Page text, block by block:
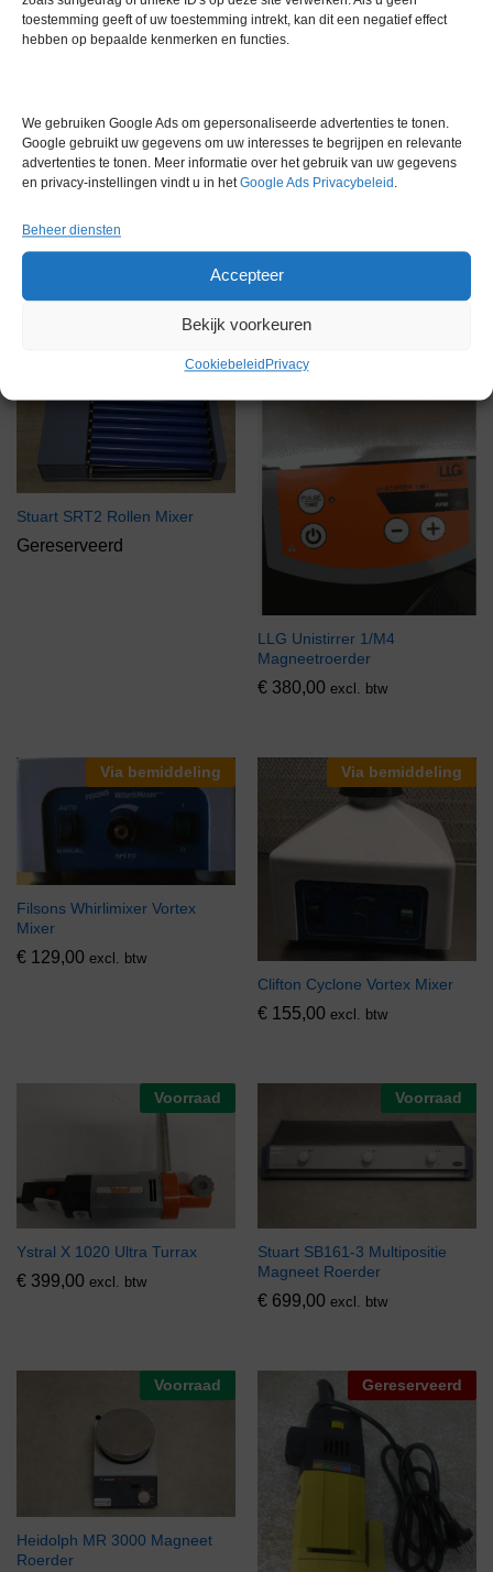
toestemming geeft of uw toestemming intrekt, kan dit een negatief effect
hebben op bepaalde kenmerken en functies.
We gebruiken Google Ads om gepersonaliseerde advertenties te tonen.
Google gebruikt uw gegevens om uw interesses te begrijpen en relevante
advertenties te tonen. Meer informatie over het gebruik van uw gegevens
en privacy-instellingen vindt u in hetGoogle Ads Privacybeleid .
Beheer diensten
Accepteer
Bekijk voorkeuren
Cookiebeleid Privacy
Velp AREC Verwarmende
magneetroerder, 15 liter
IKA T25 Ultra turrax met S25N-
18G Dispergeerelement
Gereserveerd
Gereserveerd
Stuart SRT2 Rollen Mixer
Gereserveerd
LLG Unistirrer 1/M4
Magneetroerder
€ 380,00 excl. btw
Via bemiddeling
Filsons Whirlimixer Vortex
Mixer
€ 129,00 excl. btw
Via bemiddeling
Clifton Cyclone Vortex Mixer
€ 155,00 excl. btw
Voorraad
Ystral X 1020 Ultra Turrax
€ 399,00 excl. btw
Voorraad
Stuart SB161-3 Multipositie
Magneet Roerder
€ 699,00 excl. btw
Voorraad
Heidolph MR 3000 Magneet
Roerder
Gereserveerd